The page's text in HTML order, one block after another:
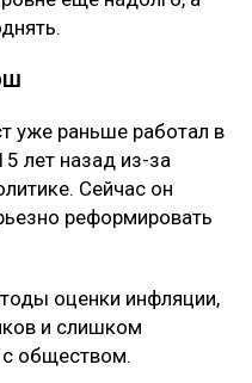
уже раньше работал в
лет назад из-за
Сейчас он
реформировать
оценки инфляции,
и слишком
обществом.